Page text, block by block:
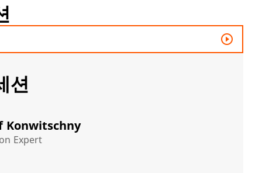
play_circle_outline
션
Konwitschny
Expert